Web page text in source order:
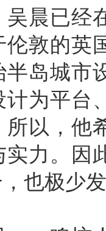
已经在
伦敦的英
岛城市
计为平台
以，他
力。因
也极少